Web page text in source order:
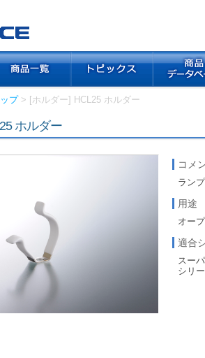
プ> [ホルダー] HCL25 ホルダー
ホルダー
コメ
ラン
用途
オー
適合
スー
シリ